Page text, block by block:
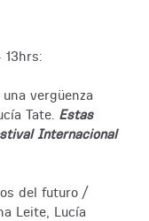
vergüenza
Tate. Estas
Internacional
del futuro /
Leite, Lucía